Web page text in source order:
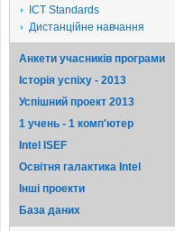
ICT Standards
Дистанційне навчання
Анкети учасників програми
Історія успіху - 2013
Успішний проект 2013
1 учень - 1 комп'ютер
Intel ISEF
Освітня галактика Intel
Iншi проекти
База даних